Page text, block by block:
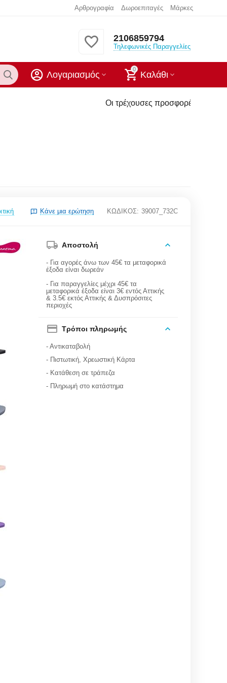
Αρθρογραφία Δωροεπιταγές Μάρκες
2106859794
Τηλεφωνικές Παραγγελίες
0
Καλάθι
Λογαριασμός
Οι τρέχουσες προσφορές του eshop μας
Κάνε μια ερώτηση ΚΩΔΙΚΟΣ: 39007_732C
Αποστολή
- Για αγορές άνω των 45€ τα μεταφορικά
έξοδα είναι δωρεάν
- Για παραγγελίες μέχρι 45€ τα
μεταφορικά έξοδα είναι 3€ εντός Αττικής
& 3.5€ εκτός Αττικής & Δυσπρόσιτες
περιοχές
Τρόποι πληρωμής
- Αντικαταβολή
- Πιστωτική, Χρεωστική Κάρτα
- Κατάθεση σε τράπεζα
- Πληρωμή στο κατάστημα